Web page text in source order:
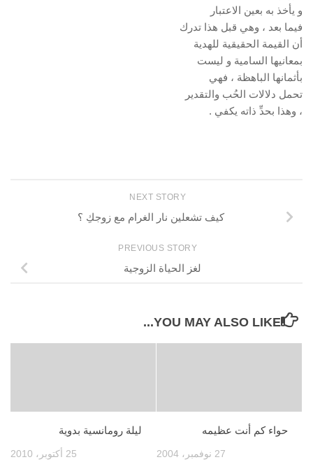
و يأخذ به بعين الاعتبار
فيما بعد ، وهي قبل هذا تدرك
أن القيمة الحقيقية للهدية
بمعانيها السامية و ليست
بأثمانها الباهظة ، فهي
تحمل دلالات الحُب والتقدير
، وهذا بحدِّ ذاته يكفي .
NEXT STORY
كيف تشعلين نار الغرام مع زوجكِ ؟
PREVIOUS STORY
لغز الحياة الزوجية
YOU MAY ALSO LIKE...
ليلة رومانسية بدوية
25 أكتوبر، 2010
حواء كم أنت عظيمه
27 نوفمبر، 2004